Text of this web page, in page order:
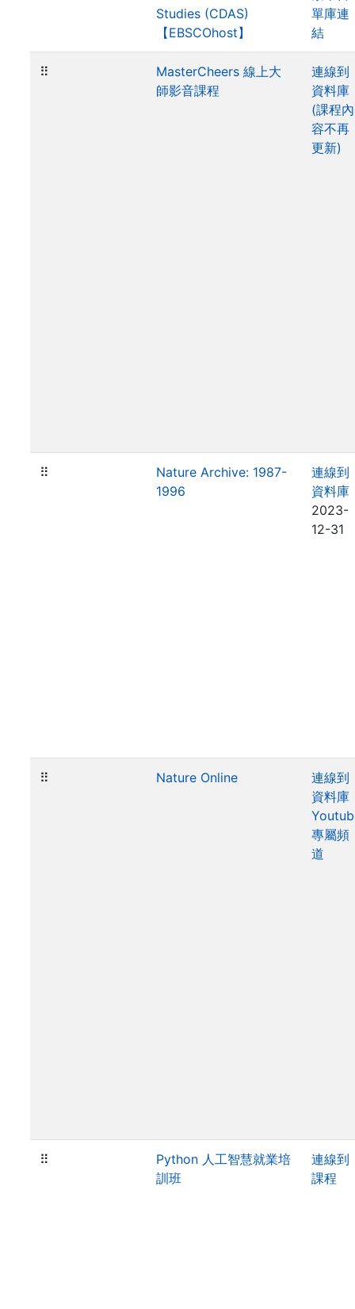
Studies (CDAS)
【EBSCOhost】
單庫連
結
⠿
MasterCheers 線上大
師影音課程
連線到
資料庫
(課程內
容不再
更新)
⠿
Nature Archive: 1987-
1996
連線到
資料庫
2023-
12-31
⠿ Nature Online
連線到
資料庫
專屬頻
道
⠿
Python 人工智慧就業培
訓班
連線到
課程